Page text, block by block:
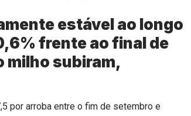
estável ao longo
frente ao final de
milho subiram,
por arroba entre o fim de setembro e